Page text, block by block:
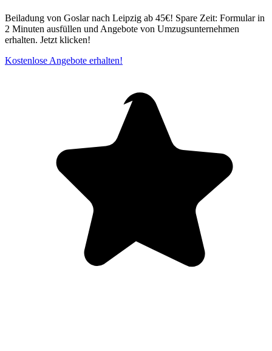
Beiladung von Goslar nach Leipzig ab 45€! Spare Zeit: Formular in
2 Minuten ausfüllen und Angebote von Umzugsunternehmen
erhalten. Jetzt klicken!
Kostenlose Angebote erhalten!